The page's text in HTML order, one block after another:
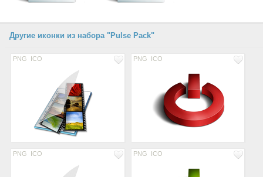
Другие иконки из набора "Pulse Pack"
PNG ICO PNG ICO
PNG ICO PNG ICO